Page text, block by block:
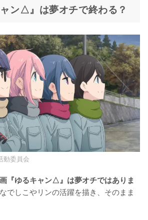
ン△』は夢オチで終わる？
動委員会
『ゆるキャン△』は夢オチではありま
でしこやリンの活躍を描き、そのまま